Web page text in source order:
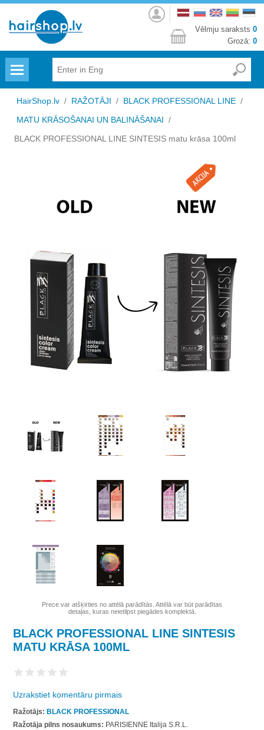
Autorizēties
Vēlmju saraksts 0
Grozā: 0
HairShop.lv / RAŽOTĀJI / BLACK PROFESSIONAL LINE /
MATU KRĀSOŠANAI UN BALINĀŠANAI /
BLACK PROFESSIONAL LINE SINTESIS matu krāsa 100ml
Prece var atšķirties no attēlā parādītās. Attēlā var būt parādītas
detaļas, kuras neietilpst piegādes komplektā.
BLACK PROFESSIONAL LINE SINTESIS
MATU KRĀSA 100ML
Uzrakstiet komentāru pirmais
Ražotājs: BLACK PROFESSIONAL
Ražotāja pilns nosaukums: PARISIENNE Italija S.R.L.